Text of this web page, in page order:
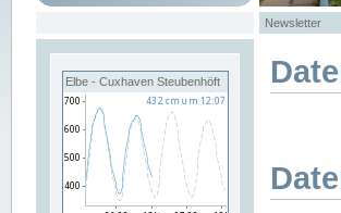
Newsletter
Elbe - Cuxhaven Steubenhöft